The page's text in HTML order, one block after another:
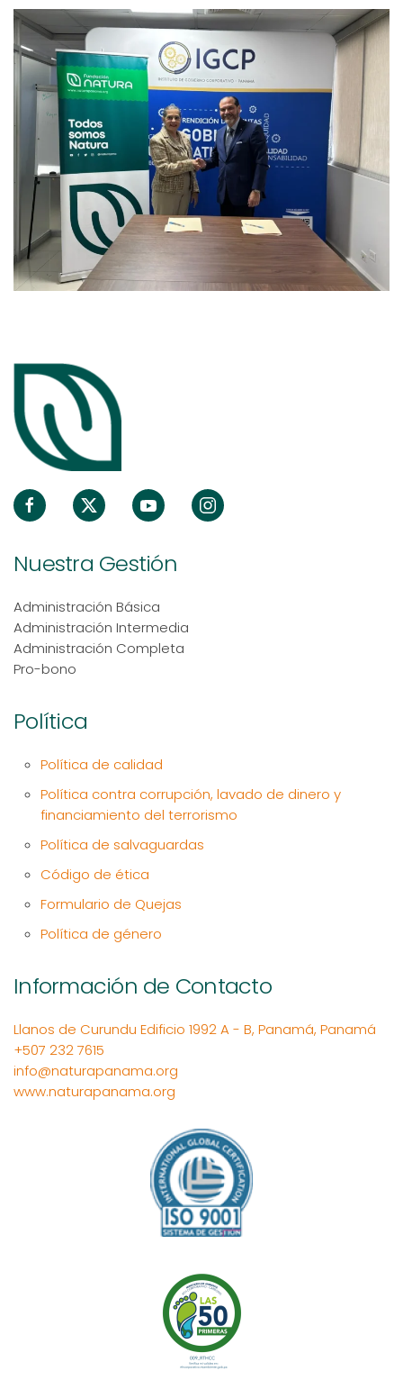
Nuestra Gestión
Administración Básica
Administración Intermedia
Administración Completa
Pro-bono
Política
Política de calidad
Política contra corrupción, lavado de dinero y
financiamiento del terrorismo
Política de salvaguardas
Código de ética
Formulario de Quejas
Política de género
Información de Contacto
Llanos de Curundu Edificio 1992 A - B, Panamá, Panamá
+507 232 7615
info@naturapanama.org
www.naturapanama.org